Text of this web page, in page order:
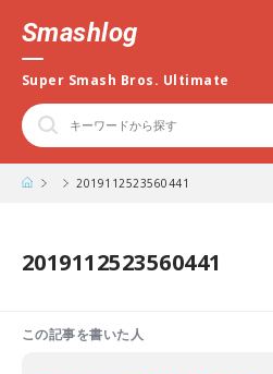
Smashlog
Super Smash Bros. Ultimate
2019112523560441
2019112523560441
この記事を書いた人